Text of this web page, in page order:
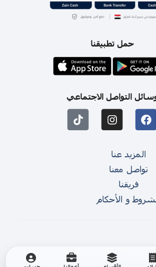
حمل تطبيقنا
التواصل الاجتماعي
المزيد عنا
تواصل معنا
فريقنا
و الأحكام